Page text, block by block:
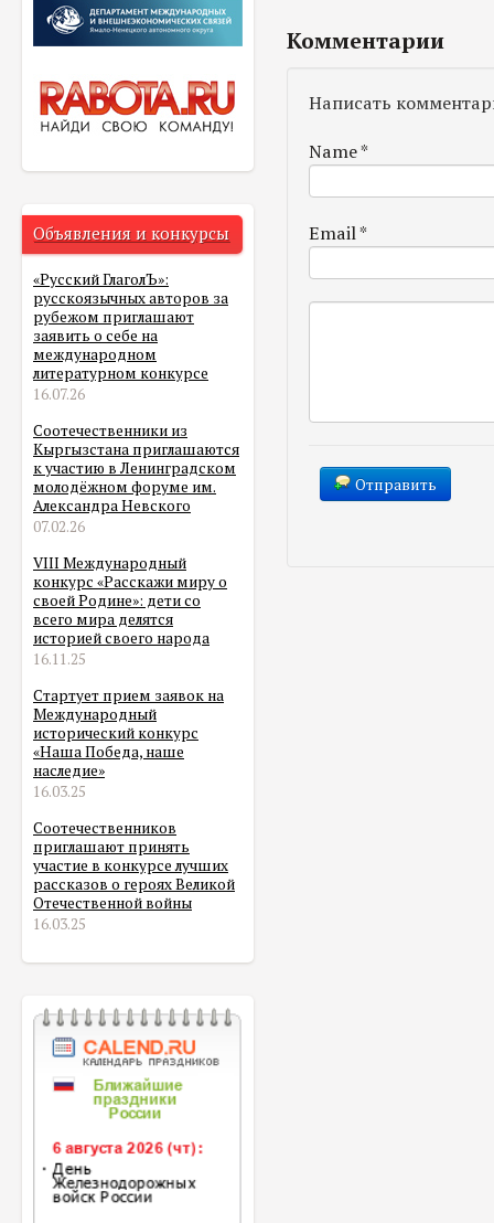
Объявления и конкурсы
«Русский ГлаголЪ»:
русскоязычных авторов за
рубежом приглашают
заявить о себе на
международном
литературном конкурсе
16.07.26
Соотечественники из
Кыргызстана приглашаются
к участию в Ленинградском
молодёжном форуме им.
Александра Невского
07.02.26
VIII Международный
конкурс «Расскажи миру о
своей Родине»: дети со
всего мира делятся
историей своего народа
16.11.25
Стартует прием заявок на
Международный
исторический конкурс
«Наша Победа, наше
наследие»
16.03.25
Соотечественников
приглашают принять
участие в конкурсе лучших
рассказов о героях Великой
Отечественной войны
16.03.25
Комментарии
Написать
Name*
Email*
Отправить